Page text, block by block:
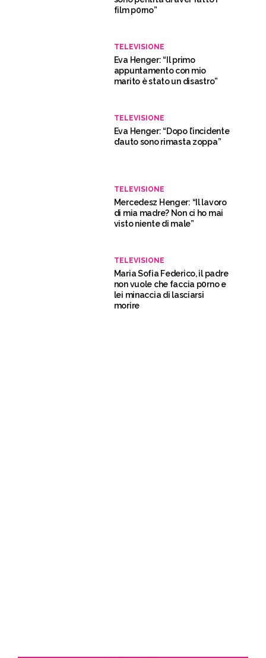
film p0rno”
TELEVISIONE
Eva Henger: “Il primo
appuntamento con mio
marito è stato un disastro”
TELEVISIONE
Eva Henger: “Dopo l’incidente
d’auto sono rimasta zoppa”
TELEVISIONE
Mercedesz Henger: “Il lavoro
di mia madre? Non ci ho mai
visto niente di male”
TELEVISIONE
Maria Sofia Federico, il padre
non vuole che faccia p0rno e
lei minaccia di lasciarsi
morire